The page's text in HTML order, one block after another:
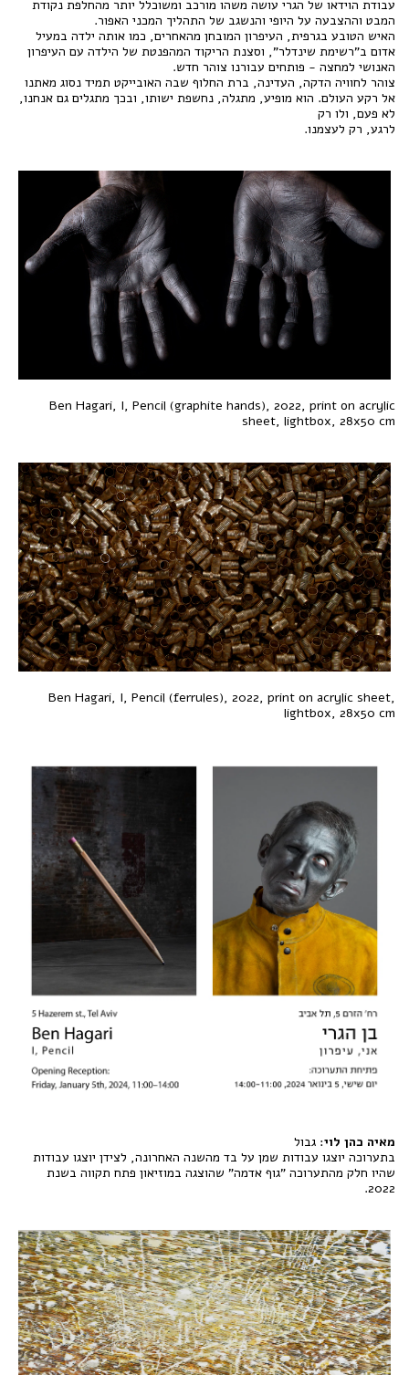
עבודת הוידאו של הגרי עושה משהו מורכב ומשוכלל יותר מהחלפת נקודת
המבט וההצבעה על היופי והנשגב של התהליך המכני האפור.
האיש הטובע בגרפית, העיפרון המובחן מהאחרים, כמו אותה ילדה במעיל
אדום ב"רשימת שינדלר", וסצנת הריקוד המהפנטת של הילדה עם העיפרון
האנושי למחצה - פותחים עבורנו צוהר חדש.
צוהר לחוויה הדקה, העדינה, ברת החלוף שבה האובייקט תמיד נסוג מאתנו
אל רקע העולם. הוא מופיע, מתגלה, נחשפת ישותו, ובכך מתגלים גם אנחנו,
לא פעם, ולו רק
לרגע, רק לעצמנו.
Ben Hagari, I, Pencil (graphite hands), 2022, print on acrylic
sheet, lightbox, 28x50 cm
Ben Hagari, I, Pencil (ferrules), 2022, print on acrylic sheet,
lightbox, 28x50 cm
מאיה כהן לוי: גבול
בתערוכה יוצגו עבודות שמן על בד מהשנה האחרונה, לצידן יוצגו עבודות
שהיו חלק מהתערוכה "גוף אדמה" שהוצגה במוזיאון פתח תקווה בשנת
2022.